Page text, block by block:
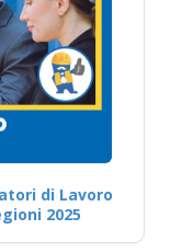
di Lavoro
2025